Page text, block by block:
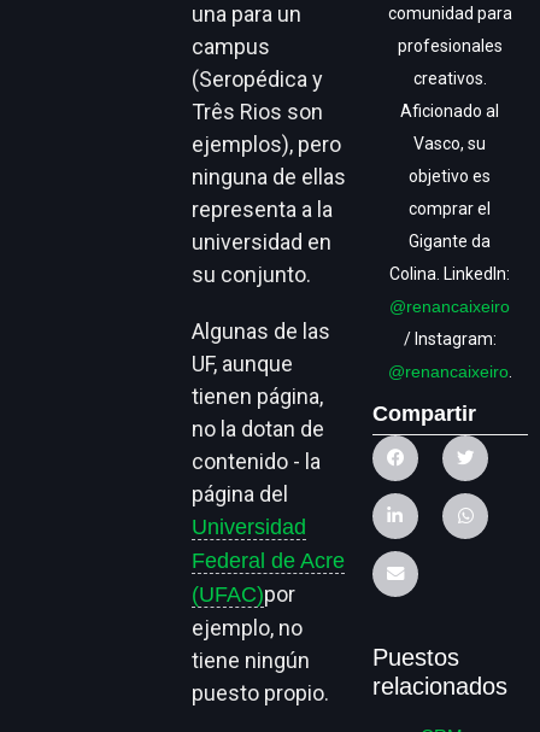
una para un
campus
(Seropédica y
Três Rios son
ejemplos), pero
ninguna de ellas
representa a la
universidad en
su conjunto.
Algunas de las
UF, aunque
tienen página,
no la dotan de
contenido - la
página del
Universidad
Federal de Acre
(UFAC)por
ejemplo, no
tiene ningún
puesto propio.
comunidad para
profesionales
creativos.
Aficionado al
Vasco, su
objetivo es
comprar el
Gigante da
Colina. LinkedIn:
@renancaixeiro
/ Instagram:
@renancaixeiro.
Compartir
Puestos
relacionados